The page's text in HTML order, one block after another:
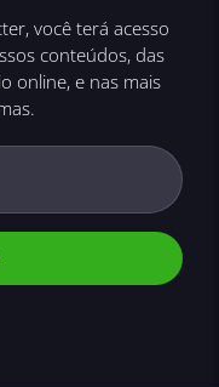
você terá acesso
conteúdos, das
online, e nas mais